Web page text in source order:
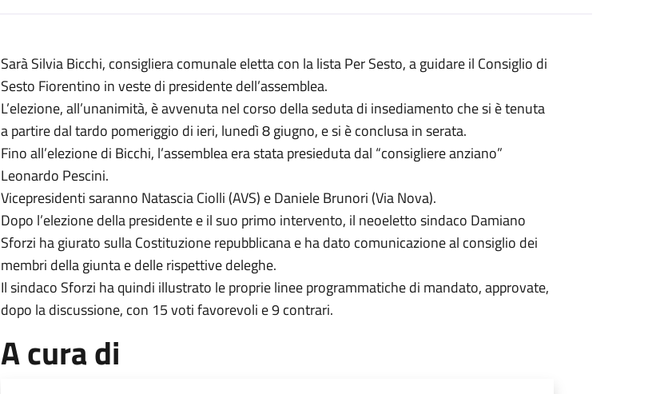
Descrizione
Sarà Silvia Bicchi, consigliera comunale eletta con la lista Per Sesto, a guidare il Consiglio di
Sesto Fiorentino in veste di presidente dell’assemblea.
L’elezione, all’unanimità, è avvenuta nel corso della seduta di insediamento che si è tenuta
a partire dal tardo pomeriggio di ieri, lunedì 8 giugno, e si è conclusa in serata.
Fino all’elezione di Bicchi, l’assemblea era stata presieduta dal “consigliere anziano”
Leonardo Pescini.
Vicepresidenti saranno Natascia Ciolli (AVS) e Daniele Brunori (Via Nova).
Dopo l’elezione della presidente e il suo primo intervento, il neoeletto sindaco Damiano
Sforzi ha giurato sulla Costituzione repubblicana e ha dato comunicazione al consiglio dei
membri della giunta e delle rispettive deleghe.
Il sindaco Sforzi ha quindi illustrato le proprie linee programmatiche di mandato, approvate,
dopo la discussione, con 15 voti favorevoli e 9 contrari.
A cura di